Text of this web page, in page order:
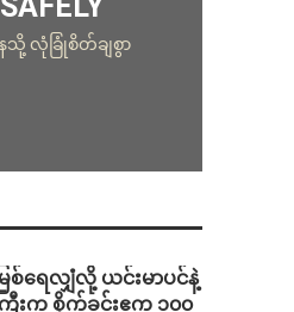
လုံခြုံစိတ်ချစွာ
ြစ်ရေလျှံလို့ ယင်းမာပင်နဲ့
ြီးက စိုက်ခင်းဧက ၁၀၀